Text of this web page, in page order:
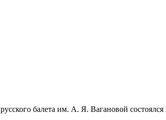
балета им. А. Я. Вагановой